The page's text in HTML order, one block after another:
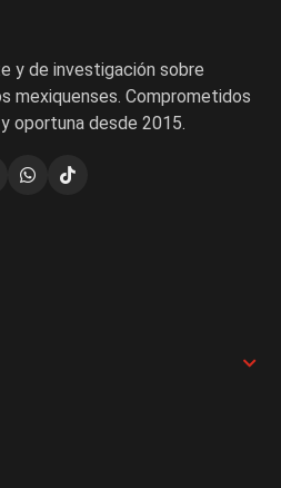
y de investigación sobre
mexiquenses. Comprometidos
oportuna desde 2015.